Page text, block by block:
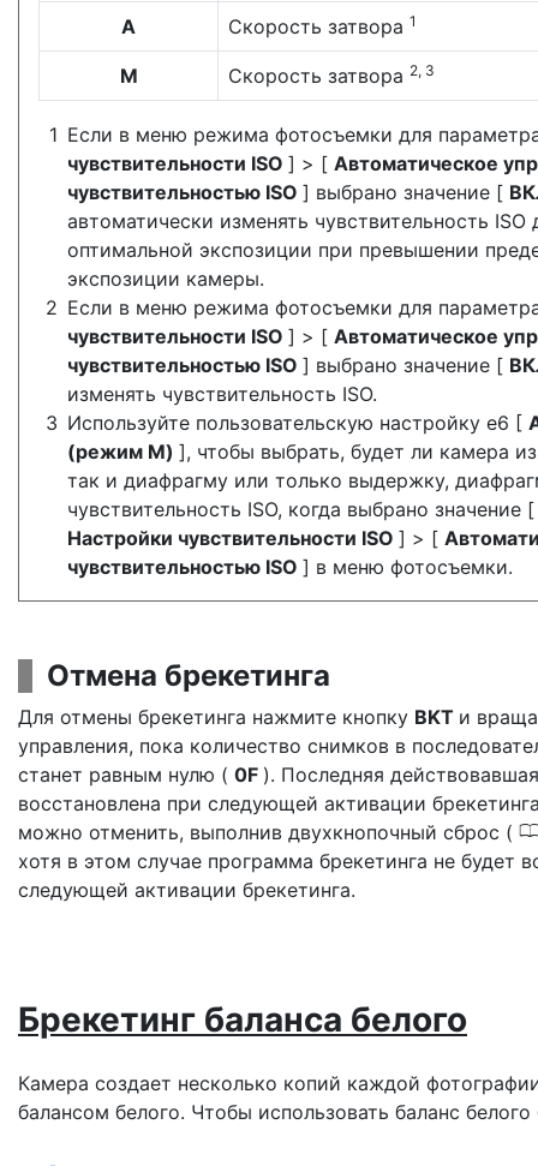
А Скорость затвора 1
М Скорость затвора 2, 3
Если в меню режима фотосъемки для
чувствительности ISO ] > [ Автоматическое
чувствительностью ISO ] выбрано значение [
автоматически изменять чувствительность
оптимальной экспозиции при превышении
экспозиции камеры.
Если в меню режима фотосъемки для
чувствительности ISO ] > [ Автоматическое
чувствительностью ISO ] выбрано значение [
изменять чувствительность ISO.
Используйте пользовательскую настройку e6 [
(режим M) ], чтобы выбрать, будет ли камера
так и диафрагму или только выдержку,
чувствительность ISO, когда выбрано значение
Настройки чувствительности ISO ] > [
чувствительностью ISO ] в меню фотосъемки.
Отмена брекетинга
Для отмены брекетинга нажмите кнопку BKT и
управления, пока количество снимков в
станет равным нулю ( 0F ). Последняя
восстановлена при следующей активации
можно отменить, выполнив двухкнопочный сброс (
хотя в этом случае программа брекетинга не будет
следующей активации брекетинга.
Брекетинг баланса белого
Камера создает несколько копий каждой
балансом белого. Чтобы использовать баланс белого